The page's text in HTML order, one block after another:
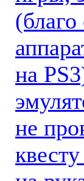
(благо
на
не